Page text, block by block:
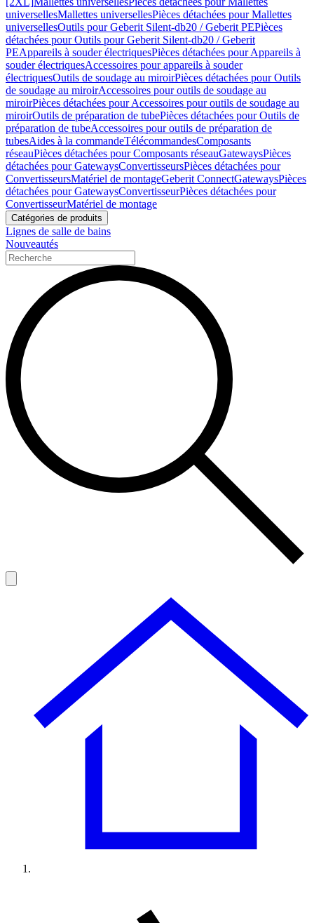
universellesMallettes universellesPièces détachées pour Mallettes
universellesOutils pour Geberit Silent-db20 / Geberit PEPièces
détachées pour Outils pour Geberit Silent-db20 / Geberit
PEAppareils à souder électriquesPièces détachées pour Appareils à
souder électriquesAccessoires pour appareils à souder
électriquesOutils de soudage au miroirPièces détachées pour Outils
de soudage au miroirAccessoires pour outils de soudage au
miroirPièces détachées pour Accessoires pour outils de soudage au
miroirOutils de préparation de tubePièces détachées pour Outils de
préparation de tubeAccessoires pour outils de préparation de
tubesAides à la commandeTélécommandesComposants
réseauPièces détachées pour Composants réseauGatewaysPièces
détachées pour GatewaysConvertisseursPièces détachées pour
ConvertisseursMatériel de montageGeberit ConnectGatewaysPièces
détachées pour GatewaysConvertisseurPièces détachées pour
ConvertisseurMatériel de montage
Catégories de produits
Lignes de salle de bains
Nouveautés